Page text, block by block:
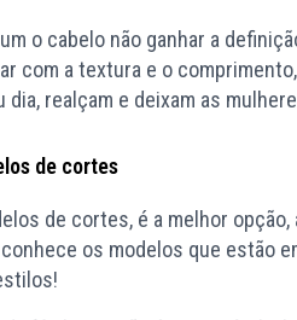
o cabelo não ganhar a
com a textura e o
dia, realçam e deixam as
de cortes
de cortes, é a melhor
os modelos que estão